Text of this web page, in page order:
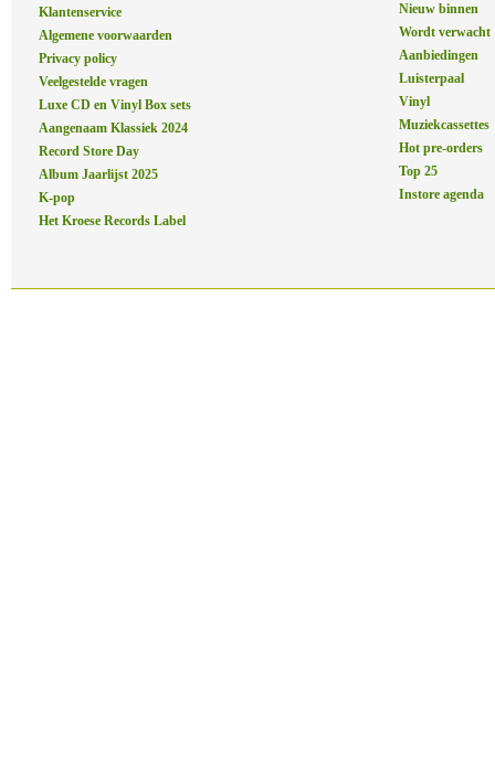
Klantenservice
Algemene voorwaarden
Privacy policy
Veelgestelde vragen
Luxe CD en Vinyl Box sets
Aangenaam Klassiek 2024
Record Store Day
Album Jaarlijst 2025
K-pop
Het Kroese Records Label
Nieuw binnen
Wordt verwacht
Aanbiedingen
Luisterpaal
Vinyl
Muziekcassettes
Hot pre-orders
Top 25
Instore agenda